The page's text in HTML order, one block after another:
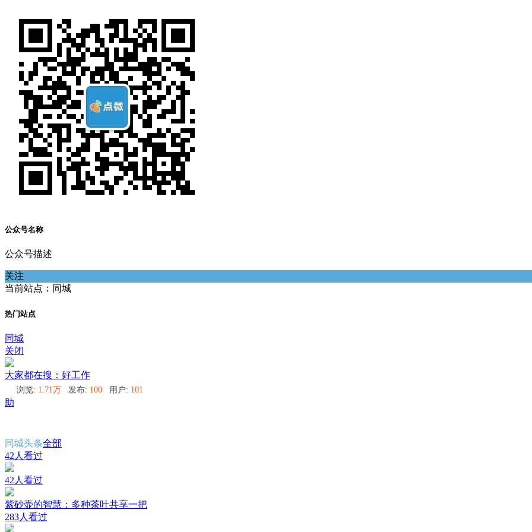
公众号名称
公众号描述
关注
当前站点：同城
热门站点
同城
关闭
大家都在搜：好工作
浏览: 1.71万 发布: 100 用户: 101
助
同城头条全部
42人看过
42人看过
紫砂壶的智慧：多种茶叶共享一把
283人看过